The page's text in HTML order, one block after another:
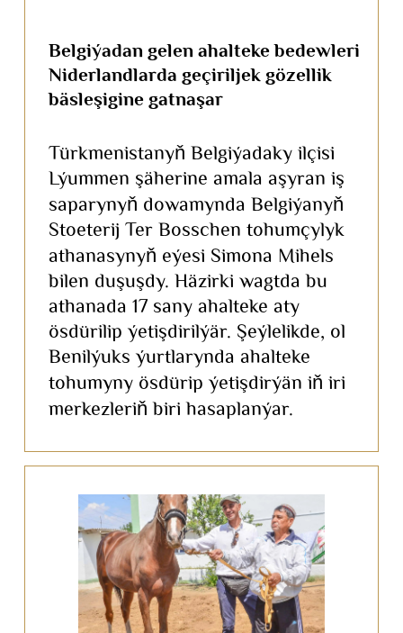
Belgiýadan gelen ahalteke bedewleri
Niderlandlarda geçiriljek gözellik
bäsleşigine gatnaşar
Türkmenistanyň Belgiýadaky ilçisi
Lýummen şäherine amala aşyran iş
saparynyň dowamynda Belgiýanyň
Stoeterij Ter Bosschen tohumçylyk
athanasynyň eýesi Simona Mihels
bilen duşuşdy. Häzirki wagtda bu
athanada 17 sany ahalteke aty
ösdürilip ýetişdirilýär. Şeýlelikde, ol
Benilýuks ýurtlarynda ahalteke
tohumyny ösdürip ýetişdirýän iň iri
merkezleriň biri hasaplanýar.